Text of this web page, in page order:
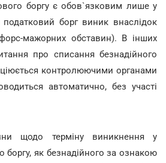
боргу є обов`язковим лише у
борг виник внаслідок
мажорних обставин). В інших
про списання безнадійного
контролюючими органами
автоматично, без участі
щодо терміну виникнення у
боргу, як безнадійного за ознакою